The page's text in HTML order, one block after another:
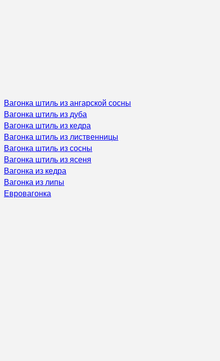
Вагонка штиль из ангарской сосны
Вагонка штиль из дуба
Вагонка штиль из кедра
Вагонка штиль из лиственницы
Вагонка штиль из сосны
Вагонка штиль из ясеня
Вагонка из кедра
Вагонка из липы
Евровагонка